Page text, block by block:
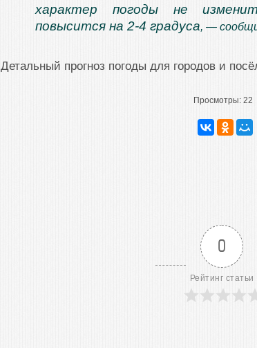
характер погоды не
повысится на 2-4 градуса, —
Детальный прогноз погоды для городов и
Просмотры: 22
0
Рейтинг статьи